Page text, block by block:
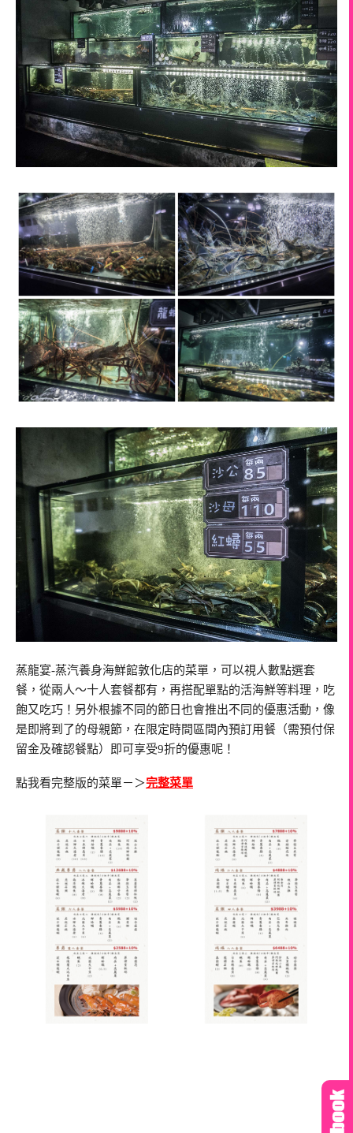
蒸龍宴-蒸汽養身海鮮館敦化店的菜單，可以視人數點選套
餐，從兩人～十人套餐都有，再搭配單點的活海鮮等料理，吃
飽又吃巧！另外根據不同的節日也會推出不同的優惠活動，像
是即將到了的母親節，在限定時間區間內預訂用餐（需預付保
留金及確認餐點）即可享受9折的優惠呢！
點我看完整版的菜單－＞完整菜單